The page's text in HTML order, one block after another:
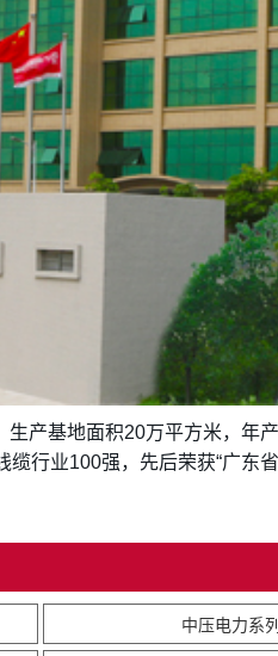
产基地面积20万平方米，年
行业100强，先后荣获“广东
中压电力系